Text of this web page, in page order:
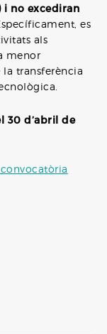
i no excediran
es
als
menor
transferència
30 d’abril de